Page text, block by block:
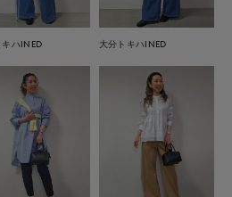
キハINED 大分トキハINED